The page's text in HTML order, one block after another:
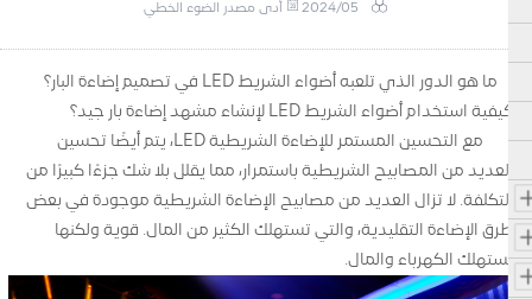
2024/05 أدى مصدر الضوء الخطي
ما هو الدور الذي تلعبه أضواء الشريط LED في تصميم إضاءة البار؟
كيفية استخدام أضواء الشريط LED لإنشاء مشهد إضاءة بار جيد؟
مع التحسين المستمر للإضاءة الشريطية LED، يتم أيضًا تحسين
العديد من المصابيح الشريطية باستمرار، مما يقلل بلا شك جزءًا كبيرًا من
التكلفة. لا تزال العديد من مصابيح الإضاءة الشريطية موجودة في بعض
طرق الإضاءة التقليدية، والتي تستهلك الكثير من المال. قوية ولكنها
تستهلك الكهرباء والمال.